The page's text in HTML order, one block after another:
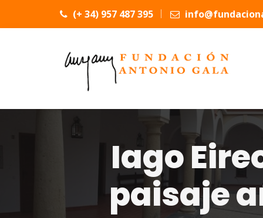
(+ 34) 957 487 395
Iago
paisaje